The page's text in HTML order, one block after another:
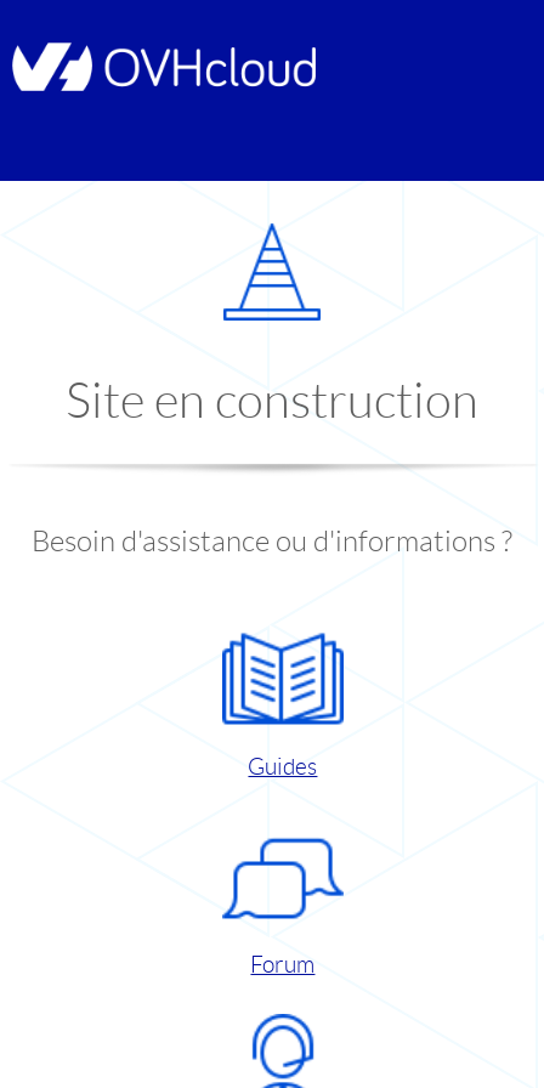
Site en construction
Besoin d'assistance ou d'informations ?
Guides
Forum